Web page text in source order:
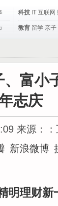
科技 IT 互联网
教育 留学 亲子
富小
志庆
来源：
新浪微博
明理财新